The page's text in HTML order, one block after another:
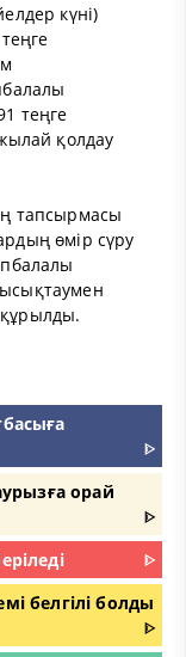
күні)
теңге
қолдау
тапсырмасы
өмір сүру
ᐈ
орай
ᐈ
ᐈ
белгілі болды
ᐈ